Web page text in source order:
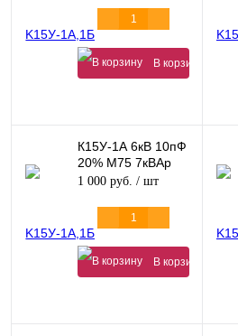
В корзину
К15У-1А 6кВ 10пФ
20% М75 7кВАр
1 000 руб. / шт
В корзину